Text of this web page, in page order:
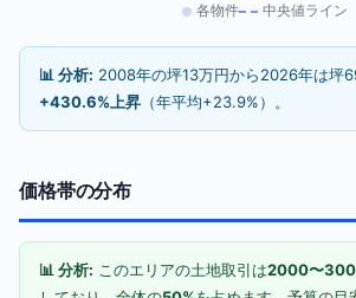
各物件 中央値ライン
📊 分析: 2008年の坪13万円から2026年は坪
+430.6%上昇 （年平均+23.9%）。
価格帯の分布
📊 分析: このエリアの土地取引は2000〜